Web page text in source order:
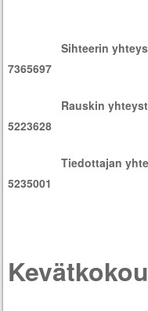
Sihteerin
7365697
Rauskin
5223628
Tiedottajan
5235001